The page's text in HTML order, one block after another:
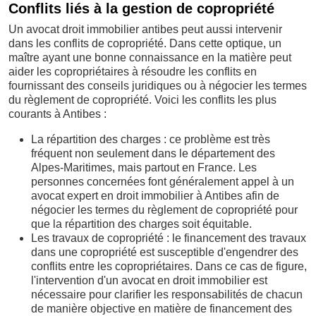
Conflits liés à la gestion de copropriété
Un avocat droit immobilier antibes peut aussi intervenir
dans les conflits de copropriété. Dans cette optique, un
maître ayant une bonne connaissance en la matière peut
aider les copropriétaires à résoudre les conflits en
fournissant des conseils juridiques ou à négocier les termes
du règlement de copropriété. Voici les conflits les plus
courants à Antibes :
La répartition des charges : ce problème est très
fréquent non seulement dans le département des
Alpes-Maritimes, mais partout en France. Les
personnes concernées font généralement appel à un
avocat expert en droit immobilier à Antibes afin de
négocier les termes du règlement de copropriété pour
que la répartition des charges soit équitable.
Les travaux de copropriété : le financement des travaux
dans une copropriété est susceptible d'engendrer des
conflits entre les copropriétaires. Dans ce cas de figure,
l'intervention d'un avocat en droit immobilier est
nécessaire pour clarifier les responsabilités de chacun
de manière objective en matière de financement des